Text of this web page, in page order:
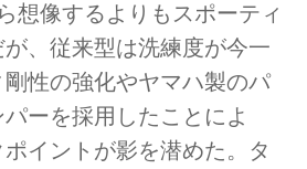
想像するよりもスポーティ
、従来型は洗練度が今一
性の強化やヤマハ製のパ
ーを採用したことによ
イントが影を潜めた。タ